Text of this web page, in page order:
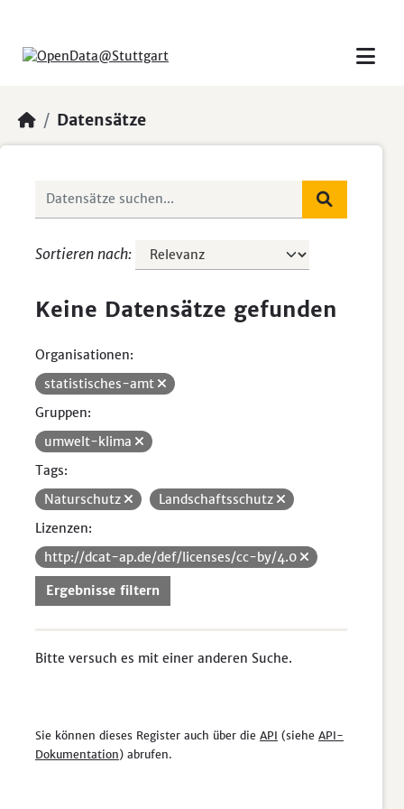
Datensätze
Sortieren nach
Keine Datensätze gefunden
Organisationen:
statistisches-amt
Gruppen:
umwelt-klima
Tags:
Naturschutz
Landschaftsschutz
Lizenzen:
http://dcat-ap.de/def/licenses/cc-by/4.0
Ergebnisse filtern
Bitte versuch es mit einer anderen Suche.
Sie können dieses Register auch über die API (siehe API-
Dokumentation) abrufen.